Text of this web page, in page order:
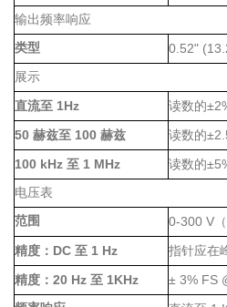
输出频率响应
类型 0.52"
展示
直流至 1Hz 读数的
50赫兹至 100赫兹 读数的
100 kHz至 1 MHz 读数的
电压表
范围 0-300 V
精度： DC至 1 Hz 指针应在
精度：20 Hz至 1KHz ± 3% FS